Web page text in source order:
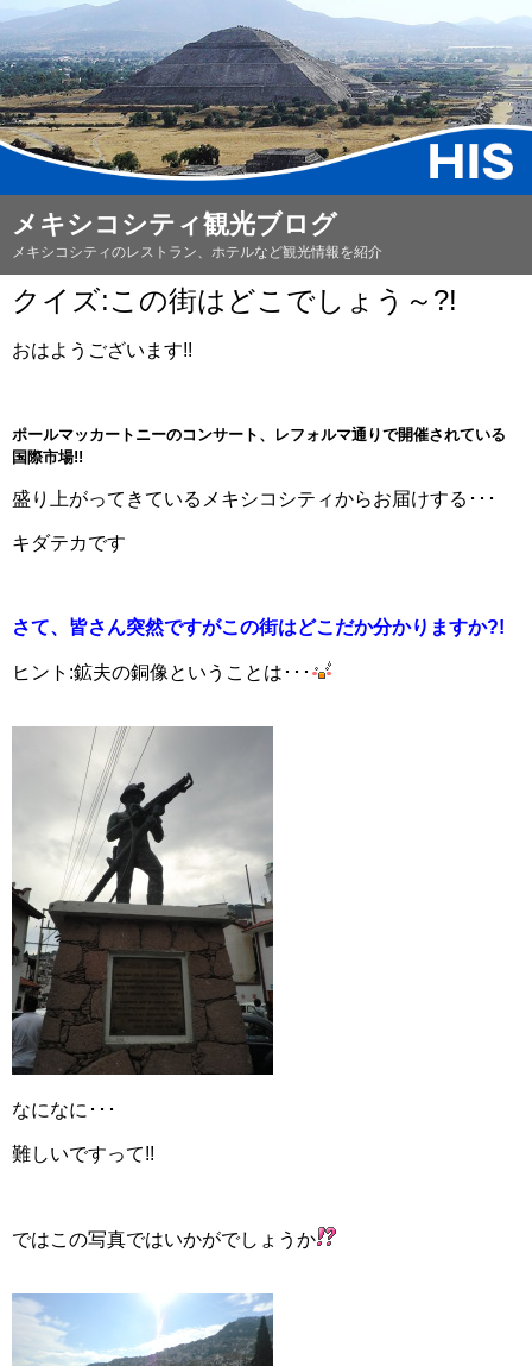
メキシコシティ観光ブログ
メキシコシティのレストラン、ホテルなど観光情報を紹介
クイズ:この街はどこでしょう～?!
おはようございます!!
ポールマッカートニーのコンサート、レフォルマ通りで開催されている
国際市場!!
盛り上がってきているメキシコシティからお届けする･･･
キダテカです
さて、皆さん突然ですがこの街はどこだか分かりますか?!
ヒント:鉱夫の銅像ということは･･･
なになに･･･
難しいですって!!
ではこの写真ではいかがでしょうか